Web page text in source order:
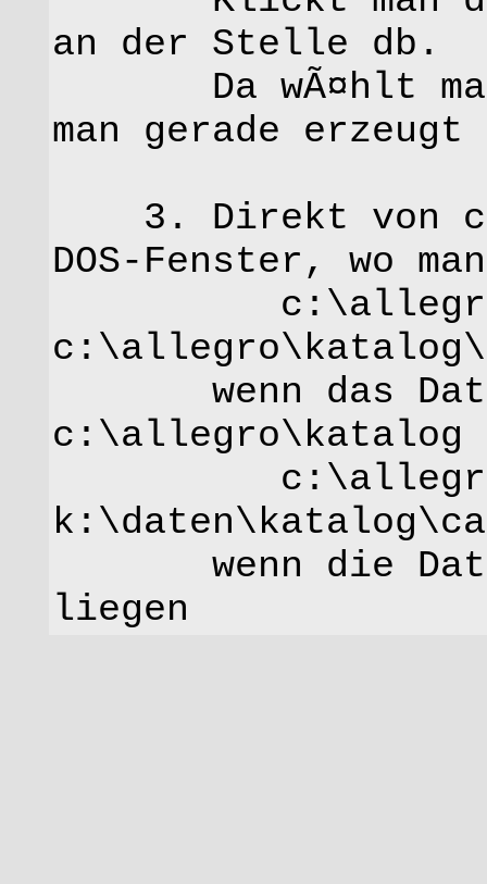
an der Stelle db.
Da wÃ¤hlt
man gerade
3. Direkt von
DOS-Fenster, wo
wenn das
wenn die
liegen